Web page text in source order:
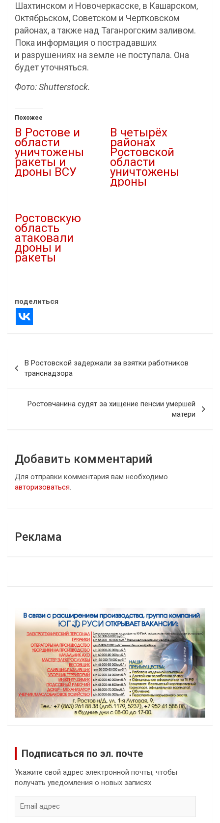
Шахтинском и Новочеркасске, в Кашарском,
Октябрьском, Советском и Чертковском
районах, а также над Таганрогским заливом.
Пока информация о пострадавших
и разрушениях на земле не поступала. Она
будет уточняться.
Фото: Shutterstock.
Похожее
В Ростове и
области
уничтожены
ракеты и
дроны ВСУ
В четырёх
районах
Ростовской
области
уничтожены
дроны
Ростовскую
область
атаковали
дроны и
ракеты
поделиться
по
записям
В Ростовской задержали за взятки работников
транснадзора
Ростовчанина судят за хищение пенсии умершей
матери
Добавить комментарий
Для отправки комментария вам необходимо
авторизоваться.
Реклама
Подписаться по эл. почте
Укажите свой адрес электронной почты, чтобы
получать уведомления о новых записях
адрес